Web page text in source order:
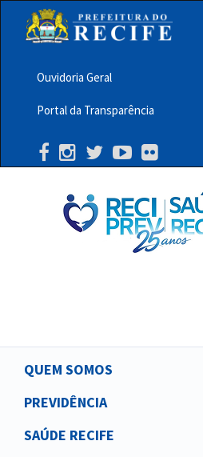
principalMenu
Barra
Topo
PCR
Ouvidoria Geral
Portal da Transparência
Main
navigation
QUEM SOMOS
PREVIDÊNCIA
SAÚDE RECIFE